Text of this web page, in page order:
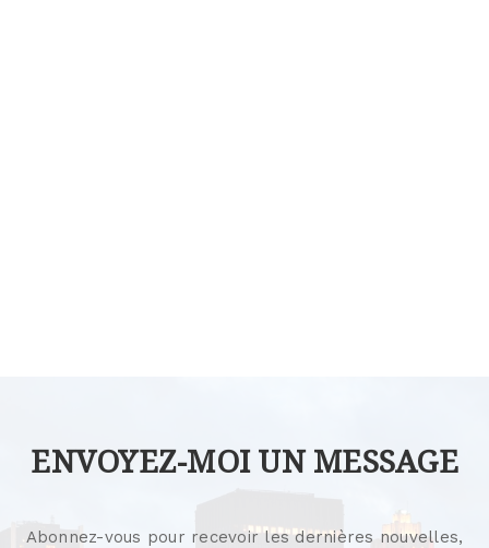
ENVOYEZ-MOI UN MESSAGE
Abonnez-vous pour recevoir les dernières nouvelles,